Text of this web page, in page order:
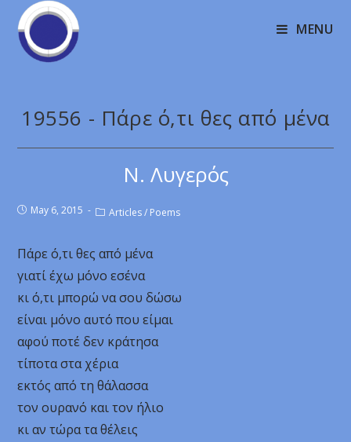
MENU
19556 - Πάρε ό,τι θες από μένα
Ν. Λυγερός
May 6, 2015 Articles / Poems
Πάρε ό,τι θες από μένα
γιατί έχω μόνο εσένα
κι ό,τι μπορώ να σου δώσω
είναι μόνο αυτό που είμαι
αφού ποτέ δεν κράτησα
τίποτα στα χέρια
εκτός από τη θάλασσα
τον ουρανό και τον ήλιο
κι αν τώρα τα θέλεις